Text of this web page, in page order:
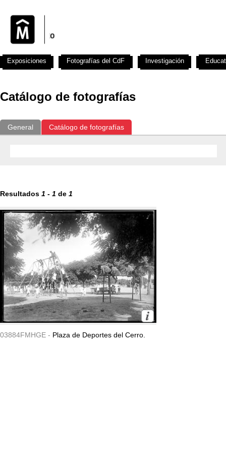
Catálogo de fotografías
General Catálogo de fotografías
Resultados 1 - 1 de 1
03884FMHGE - Plaza de Deportes del Cerro.
Exposiciones Fotografías del CdF Investigación